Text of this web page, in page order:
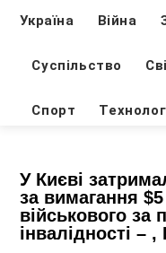
Україна Війна
Суспільство
Спорт
У Києві
за вимагання
військового за
інвалідності –